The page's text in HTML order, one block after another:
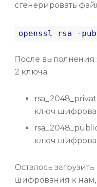
сгенерировать
openssl rsa -
После выполнения
2 ключа:
ключ
ключ
Осталось
шифрования к нам,